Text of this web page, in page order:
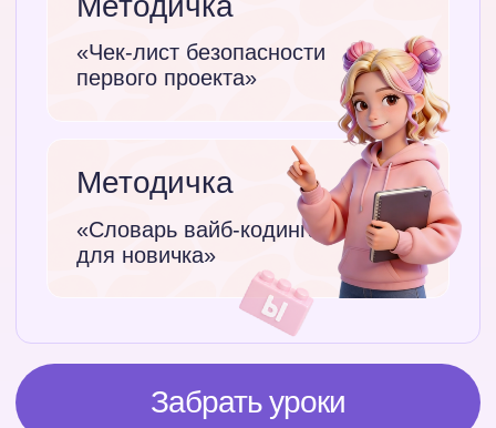
Создаем для трекера
Выгружаем на телефон себе и
близким
Забрать уроки